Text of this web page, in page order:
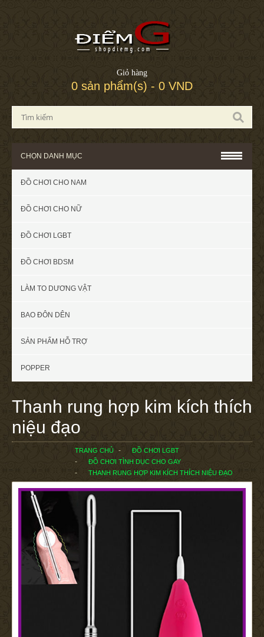
Giỏ hàng
0 sản phẩm(s) - 0 VND
CHỌN DANH MỤC
ĐỒ CHƠI CHO NAM
ĐỒ CHƠI CHO NỮ
ĐỒ CHƠI LGBT
ĐỒ CHƠI BDSM
LÀM TO DƯƠNG VẬT
BAO ĐÔN DÊN
SẢN PHẨM HỖ TRỢ
POPPER
Thanh rung hợp kim kích thích
niệu đạo
TRANG CHỦ
ĐỒ CHƠI LGBT
ĐỒ CHƠI TÌNH DỤC CHO GAY
THANH RUNG HỢP KIM KÍCH THÍCH NIỆU ĐẠO